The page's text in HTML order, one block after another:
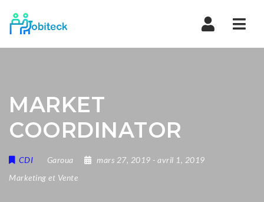
MARKET
COORDINATOR
CDI Garoua mars 27, 2019 - avril 1, 2019
Marketing et Vente